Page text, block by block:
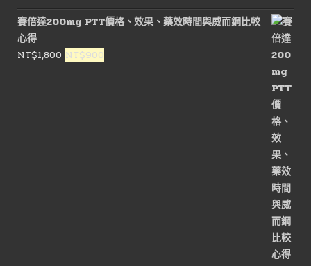
價
格：
NT$1,800。
價
格：
NT$900。
賽倍達200mg PTT價格、效果、藥效時間與威而鋼比較
心得
NT$1,800 原
NT$900